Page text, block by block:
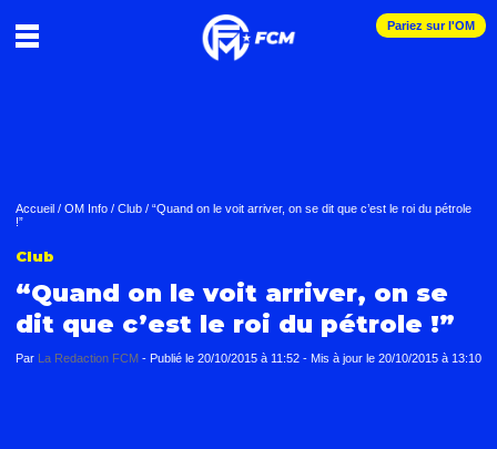
Pariez sur l'OM
Accueil / OM Info / Club / “Quand on le voit arriver, on se dit que c’est le roi du pétrole
!”
Club
“Quand on le voit arriver, on se
dit que c’est le roi du pétrole !”
Par La Redaction FCM - Publié le 20/10/2015 à 11:52 - Mis à jour le 20/10/2015 à 13:10